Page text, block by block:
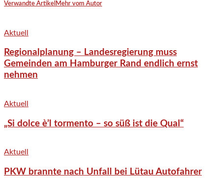
Verwandte Artikel Mehr vom Autor
Aktuell
Regionalplanung – Landesregierung muss
Gemeinden am Hamburger Rand endlich ernst
nehmen
Aktuell
„Si dolce è’l tormento – so süß ist die Qual“
Aktuell
PKW brannte nach Unfall bei Lütau Autofahrer